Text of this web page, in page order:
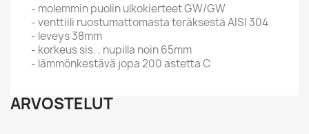
- molemmin puolin ulkokierteet GW/GW
- venttiili ruostumattomasta teräksestä AISI 304
- leveys 38mm
- korkeus sis. . nupilla noin 65mm
- lämmönkestävä jopa 200 astetta C
ARVOSTELUT